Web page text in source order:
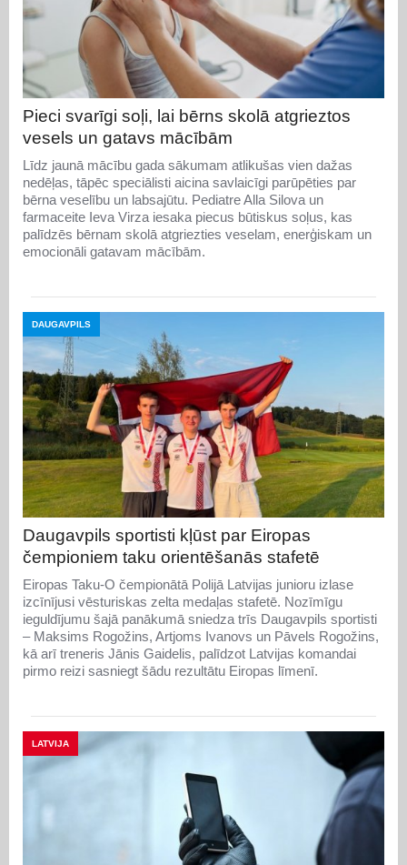
Pieci svarīgi soļi, lai bērns skolā atgrieztos
vesels un gatavs mācībām
Līdz jaunā mācību gada sākumam atlikušas vien dažas
nedēļas, tāpēc speciālisti aicina savlaicīgi parūpēties par
bērna veselību un labsajūtu. Pediatre Alla Silova un
farmaceite Ieva Virza iesaka piecus būtiskus soļus, kas
palīdzēs bērnam skolā atgriezties veselam, enerģiskam un
emocionāli gatavam mācībām.
DAUGAVPILS
Daugavpils sportisti kļūst par Eiropas
čempioniem taku orientēšanās stafetē
Eiropas Taku-O čempionātā Polijā Latvijas junioru izlase
izcīnījusi vēsturiskas zelta medaļas stafetē. Nozīmīgu
ieguldījumu šajā panākumā sniedza trīs Daugavpils sportisti
– Maksims Rogožins, Artjoms Ivanovs un Pāvels Rogožins,
kā arī treneris Jānis Gaidelis, palīdzot Latvijas komandai
pirmo reizi sasniegt šādu rezultātu Eiropas līmenī.
LATVIJA